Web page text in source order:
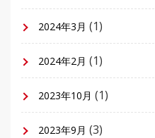
2024年3月 (1)
2024年2月 (1)
2023年10月 (1)
2023年9月 (3)